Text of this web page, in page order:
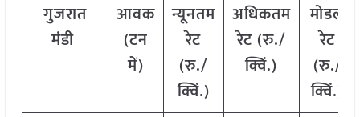
गुजरात
मंडी
आवक
(टन
में)
न्यूनतम
रेट
(रु./
क्विं.)
अधिकतम
रेट (रु./
क्विं.)
मोडल
रेट
(रु./
क्विं.)